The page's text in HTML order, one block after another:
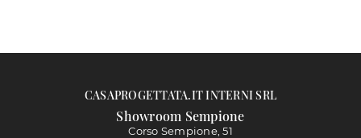
CASAPROGETTATA.IT INTERNI SRL
Showroom Sempione
Corso Sempione, 51